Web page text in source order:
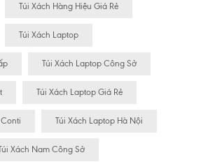
Túi Xách Hàng Hiệu Giá Rẻ
Túi Xách Laptop
Túi Xách Laptop Công Sở
Túi Xách Laptop Giá Rẻ
Túi Xách Laptop Hà Nội
Xách Nam Công Sở